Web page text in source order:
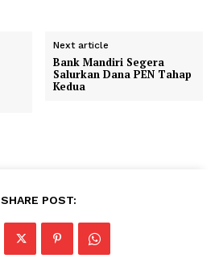
Next article
Bank Mandiri Segera
Salurkan Dana PEN Tahap
Kedua
SHARE POST: